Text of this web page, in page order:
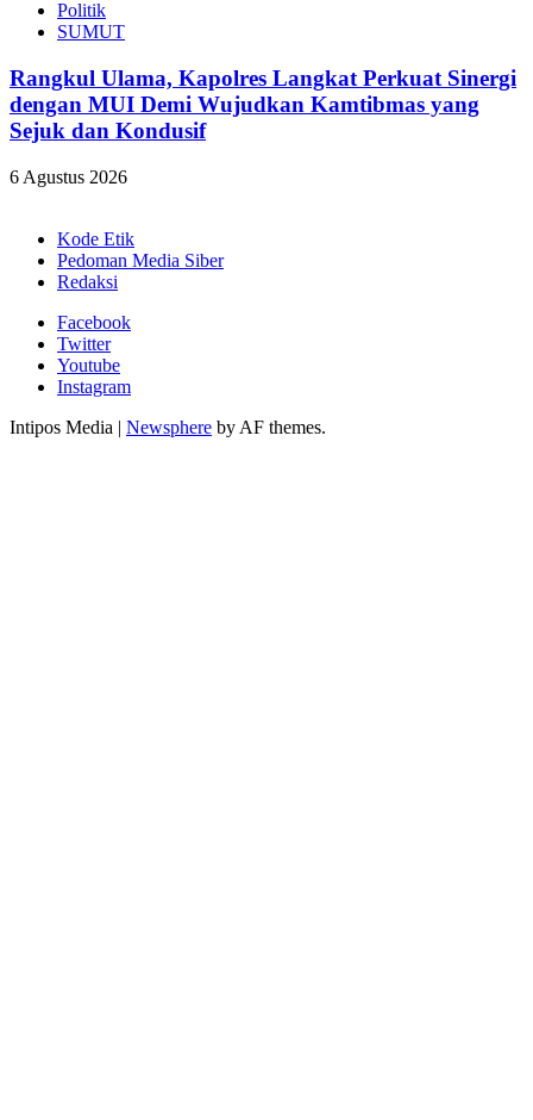
Politik
SUMUT
Rangkul Ulama, Kapolres Langkat Perkuat Sinergi
dengan MUI Demi Wujudkan Kamtibmas yang
Sejuk dan Kondusif
6 Agustus 2026
Kode Etik
Pedoman Media Siber
Redaksi
Facebook
Twitter
Youtube
Instagram
Intipos Media | Newsphere by AF themes.